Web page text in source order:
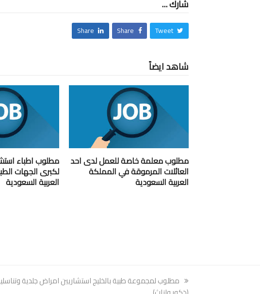
شارك ...
Tweet
Share
Share
شاهد ايضاً
مطلوب معلمة خاصة للعمل لدى احد
العائلات المرموقة في المملكة
العربية السعودية
مطلوب اطباء
لكبرى الجهات
العربية السعودية
previous
مطلوب لمجموعة طبية بالخليج استشاريين امراض جلدية